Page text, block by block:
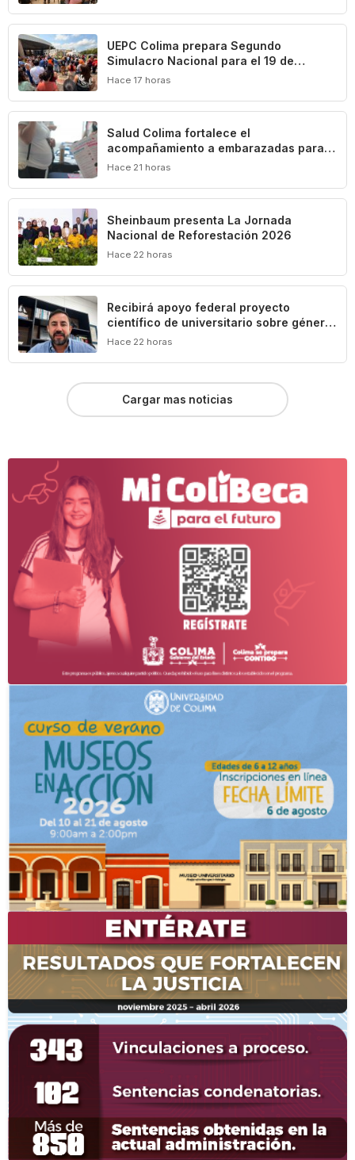
UEPC Colima prepara Segundo
Simulacro Nacional para el 19 de
septiembre
Hace 17 horas
Salud Colima fortalece el
acompañamiento a embarazadas para
prevenir riesgos obstétricos
Hace 21 horas
Sheinbaum presenta La Jornada
Nacional de Reforestación 2026
Hace 22 horas
Recibirá apoyo federal proyecto
científico de universitario sobre género,
diversidad sexual y trabajo en el turismo
Hace 22 horas
Cargar mas noticias